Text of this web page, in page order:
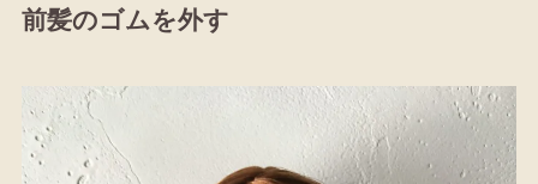
前髪のゴムを外す